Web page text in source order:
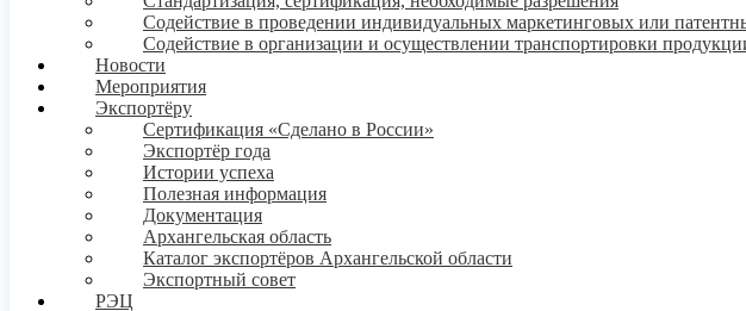
Содействие в проведении индивидуальных маркетинговых или
Содействие в организации и осуществлении транспортировки
Новости
Мероприятия
Экспортёру
Сертификация «Сделано в России»
Экспортёр года
Истории успеха
Полезная информация
Документация
Архангельская область
Каталог экспортёров Архангельской области
Экспортный совет
РЭЦ